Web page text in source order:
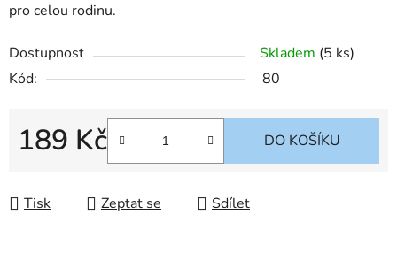
pro celou rodinu.
Dostupnost Skladem (5 ks)
Kód:
80
189 Kč DO KOŠÍKU
Tisk Zeptat se Sdílet